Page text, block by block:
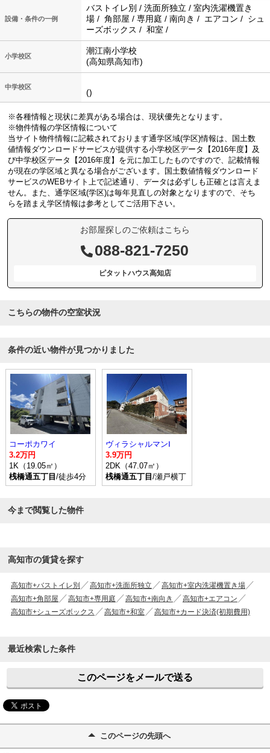
設備・条件の一例
バストイレ別 / 洗面所独立 / 室内洗濯機置き
場 / 角部屋 / 専用庭 / 南向き / エアコン / シュ
ーズボックス / 和室 /
小学校区
潮江南小学校
(高知県高知市)
中学校区
()
※各種情報と現状に差異がある場合は、現状優先となります。
※物件情報の学区情報について
当サイト物件情報に記載されております通学区域(学区)情報は、国土数
値情報ダウンロードサービスが提供する小学校区データ【2016年度】及
び中学校区データ【2016年度】を元に加工したものですので、記載情報
が現在の学区域と異なる場合がございます。国土数値情報ダウンロード
サービスのWEBサイト上で記述通り、データは必ずしも正確とは言えま
せん。また、通学区域(学区)は毎年見直しの対象となりますので、そち
らを踏まえ学区情報は参考としてご活用下さい。
お部屋探しのご依頼はこちら
088-821-7250
ピタットハウス高知店
こちらの物件の空室状況
条件の近い物件が見つかりました
コーポカワイ
3.2万円
1K（19.05㎡）
桟橋通五丁目 /徒歩4分
ヴィラシャルマンⅠ
3.9万円
2DK（47.07㎡）
桟橋通五丁目 /瀬戸横丁 バス乗車時間13分
今まで閲覧した物件
高知市の賃貸を探す
高知市+バストイレ別 高知市+洗面所独立
高知市+室内洗濯機置き場
高知市+角部屋
高知市+専用庭 高知市+南向き
高知市+エアコン
高知市+シューズボックス
高知市+和室 高知市+カード決済(初期費用)
最近検索した条件
このページをメールで送る
このページの先頭へ